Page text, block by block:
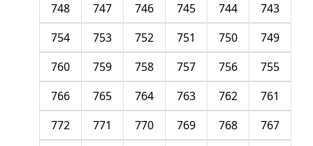
743
744
745
746
747
748
749
750
751
752
753
754
755
756
757
758
759
760
761
762
763
764
765
766
767
768
769
770
771
772